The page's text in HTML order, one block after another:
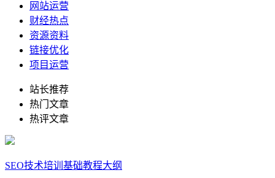
网站运营
财经热点
资源资料
链接优化
项目运营
站长推荐
热门文章
热评文章
SEO技术培训基础教程大纲